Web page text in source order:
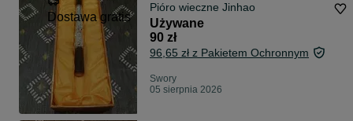
Dostawa gratis
Pióro wieczne Jinhao
Używane
90 zł
96,65 zł z Pakietem Ochronnym
Swory
05 sierpnia 2026